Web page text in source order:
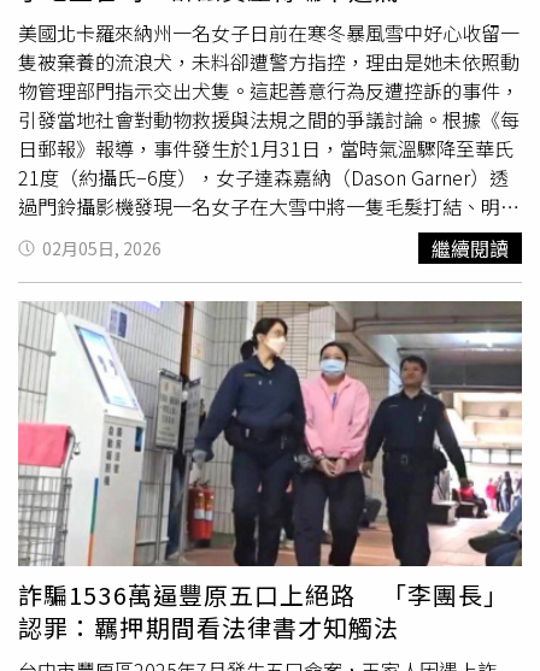
銀行有意承接，但黨團實際求證後發現，陽信表示從未辦理
過此類信託業務，農業部根本公然說謊。洪毓祥續指，農業
部一方面發新聞稿表示定型化契約不需要填寫身分證字號，
其官網所提供的契約範本卻是要求填寫。針對銀行端無意願
承保，農業部先前表示未來可由「中華民國寵物產業品質保
障協會」協助處理，但該協會最快卻要到今（2026）年五
月才成立。針對相關爭議，民眾黨立院黨團於4月20日正式
發函要求說明，農業部卻只表示將加強宣傳；直到4月24日
才在黨團要求下發出公文表示要「強調落實輔導為先，再限
期改正」。黨團批評，這樣的法條根本沒有意義，強烈建議
農業部正視問題，該暫緩就暫緩，該取消就取消。農業部動
保司副司長陳中興承認寵物美容定型化契約還須檢討。（圖
／洪毓祥立委辦公室提供）寵物
美容師協會籌備主任黃昊倫
表示，農業部之前一直說定型化契約不用填飼主身分證字
號，但根本宣導不足，且飼主擔心個資外洩、地方動保處在
配套不足狀況下加強稽查也嚴重影響生意，他痛批農業部說
法是「何不食肉糜」，讓業者心寒。黃昊倫補充，台灣沒有
「動物法醫」制度，寵物若在美容過程中出現意外或死亡，
責任歸屬如何釐清？而「履約保證」部分，只要被檢舉就會
被按《消保法》開罰，首次3-30萬、第二次5-50萬，金額之
大根本無法承受。黃昊倫代表業者提出訴求，呼籲農業部暫
緩，待與第一線從業人員認真討論過後，再實施新制。農業
美國北卡羅來納州一名女子日前在寒冬暴風雪中好心收留一
隻被棄養的流浪犬，未料卻遭警方指控，理由是她未依照動
物管理部門指示交出犬隻。這起善意行為反遭控訴的事件，
引發當地社會對動物救援與法規之間的爭議討論。根據《每
日郵報》報導，事件發生於1月31日，當時氣溫驟降至華氏
21度（約攝氏−6度），女子達森嘉納（Dason Garner）透
過門鈴攝影機發現一名女子在大雪中將一隻毛髮打結、明顯
遭到忽視的拉布拉多犬棄置於民宅門前。嘉納身為獸醫技術
員與寵物美容師，見狀立刻將小狗帶回家中照顧，並隨後聯
容所，但嘉納認為，以小狗當時的健康狀況與毛髮糾結程
度，送往收容所恐怕無法獲得妥善照顧，因此決定繼續暫時
照料牠。不到24小時後，嘉納成功聯繫到狗的原主人艾希莉
貝克（Ashley Baker），得知這隻狗其實在數月前便已走
失。警方調查後認定，正是貝克將狗棄置於陌生人門前，因
而依遺棄動物罪名將其起訴。然而出人意料的是，嘉納本人
也遭到指控。警方發言人指出，嘉納多次被要求交出犬隻卻
未配合，甚至在警方聯繫其家人後仍拒絕交還，因而被依妨
礙程序相關罪名提出起訴。對此嘉納表示：「我很困惑，也
很難過。當時只是想救這隻狗，如果我沒出手，牠可能會在
寒風中死去。」嘉納也坦言，訴訟費用與律師費帶來沉重經
濟壓力，特別是她目前獨力扶養一名兩歲幼子，且剛重返職
02月05日, 2026 繼續閱讀
詐騙1536萬逼豐原五口上絕路 「李團長」
認罪：羈押期間看法律書才知觸法